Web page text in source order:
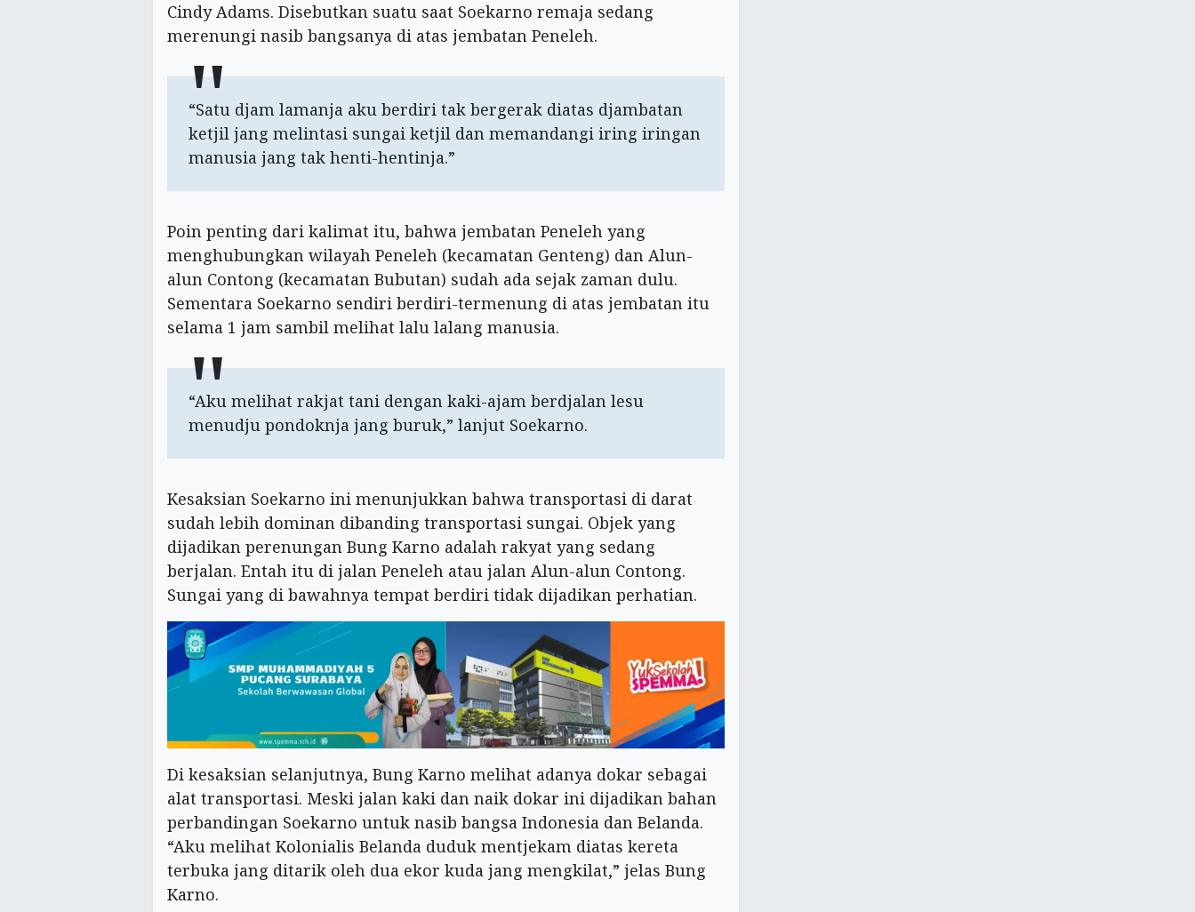
Cindy Adams. Disebutkan suatu saat Soekarno remaja sedang
merenungi nasib bangsanya di atas jembatan Peneleh.
“Satu djam lamanja aku berdiri tak bergerak diatas djambatan
ketjil jang melintasi sungai ketjil dan memandangi iring iringan
manusia jang tak henti-hentinja.”
Poin penting dari kalimat itu, bahwa jembatan Peneleh yang
menghubungkan wilayah Peneleh (kecamatan Genteng) dan Alun-
alun Contong (kecamatan Bubutan) sudah ada sejak zaman dulu.
Sementara Soekarno sendiri berdiri-termenung di atas jembatan itu
selama 1 jam sambil melihat lalu lalang manusia.
“Aku melihat rakjat tani dengan kaki-ajam berdjalan lesu
menudju pondoknja jang buruk,” lanjut Soekarno.
Kesaksian Soekarno ini menunjukkan bahwa transportasi di darat
sudah lebih dominan dibanding transportasi sungai. Objek yang
dijadikan perenungan Bung Karno adalah rakyat yang sedang
berjalan. Entah itu di jalan Peneleh atau jalan Alun-alun Contong.
Sungai yang di bawahnya tempat berdiri tidak dijadikan perhatian.
Di kesaksian selanjutnya, Bung Karno melihat adanya dokar sebagai
alat transportasi. Meski jalan kaki dan naik dokar ini dijadikan bahan
perbandingan Soekarno untuk nasib bangsa Indonesia dan Belanda.
“Aku melihat Kolonialis Belanda duduk mentjekam diatas kereta
terbuka jang ditarik oleh dua ekor kuda jang mengkilat,” jelas Bung
Karno.